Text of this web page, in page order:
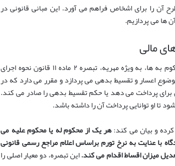
آن را برای اشخاص فراهم می آورد. این مبانی قانونی در
ها می پردازیم.
یکی از مهمترین و پرکاربردترین مستندات قانونی برای تعدیل محکوم به ها، به ویژه مهریه، تبصره ۲ ماده ۱۱ قانون نحوه اجرای
ماده در ابتدا به موضوع اعسار و تقسیط بدهی می پردازد و مقرر می دارد که در
برای پرداخت می دهد یا حکم تقسیط بدهی را صادر می کند.
تا او توانایی پرداخت آن را داشته باشد.
هر یک از محکوم له یا محکوم علیه می
با عنایت به نرخ تورم براساس اعلام مراجع رسمی قانونی
میزان اقساط اقدام می کند.این تبصره، دو معیار اصلی را